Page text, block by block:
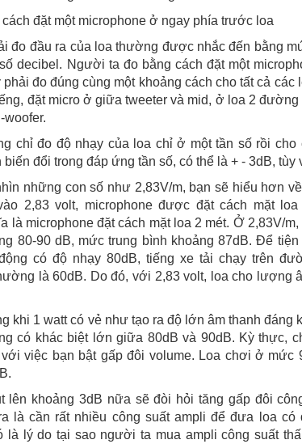
đặt một microphone ở ngay phía trước loa
đo đầu ra của loa thường được nhắc đến bằng
decibel. Người ta đo bằng cách đặt một
phải đo đúng cùng một khoảng cách cho tất cả
đặt micro ở giữa tweeter và mid, ở loa 2
woofer.
chỉ đo độ nhạy của loa chỉ ở một tần số rồi cho
đổi trong đáp ứng tần số, có thể là + - 3dB, tùy
những con số như 2,83V/m, bạn sẽ hiểu hơn
2,83 volt, microphone được đặt cách mặt
là microphone đặt cách mặt loa 2 mét. Ở 2,83V/
80-90 dB, mức trung bình khoảng 87dB. Để
có độ nhạy 80dB, tiếng xe tải chạy trên
là 60dB. Do đó, với 2,83 volt, loa cho lượng
khi 1 watt có vẻ như tạo ra độ lớn âm thanh đáng
có khác biệt lớn giữa 80dB và 90dB. Kỳ thực,
việc bạn bật gấp đôi volume. Loa chơi ở mức
lên khoảng 3dB nữa sẽ đòi hỏi tăng gấp đôi
là cần rất nhiều công suất ampli để đưa loa có
là lý do tại sao người ta mua ampli công suất